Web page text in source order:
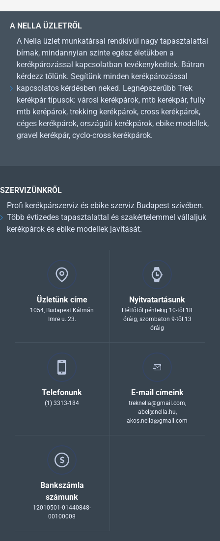
A NELLA ÜZLETRŐL
A Nella üzlet munkatársai rendkívül nagy tapasztalattal
bírnak, mindannyian szinte egész életükben a
kerékpározással kapcsolatban tevékenykedtek. Bátran
kérdezz tőlünk. Segítünk minden kerékpározással
kapcsolatos kérdésben neked. Legnépszerűbb Trek
kerékpár típusok: városi kerékpárok, mtb kerékpár, fully
mtb kerépárok, trekking kerékpárok, cross kerékpárok,
céges kerékpárok, országúti kerékpárok, ebike modellek,
gravel kerékpár, cyclo-cross kerékpárok.
SZERVIZÜNKRŐL
Profi kerékpárszerviz és ebike szerviz Budapest szívében.
Több évtizedes tapasztalattal és szakértelemmel vállaljuk
kerékpárok és ebike modellek javítását.
Üzletünk címe
1054, Budapest Kálmán
Imre u. 23.
Nyitvatartásunk
Hétfőtől péntekig 10-től 18
óráig, szombaton 9-től 13
óráig
Telefonunk
(1) 3313-184
E-mail címeink
treknella@gmail.com,
abel@nella.hu,
akos.nella@gmail.com
Bankszámla
számunk
12010501-01440848-
00100008